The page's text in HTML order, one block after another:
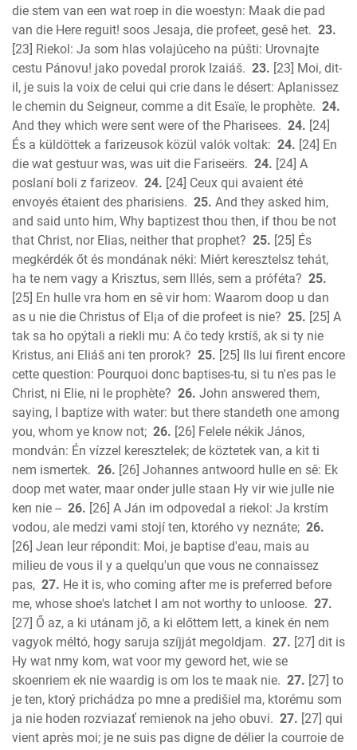
die stem van een wat roep in die woestyn: Maak die pad
van die Here reguit! soos Jesaja, die profeet, gesê het. 23.
[23] Riekol: Ja som hlas volajúceho na púšti: Urovnajte
cestu Pánovu! jako povedal prorok Izaiáš. 23. [23] Moi, dit-
il, je suis la voix de celui qui crie dans le désert: Aplanissez
le chemin du Seigneur, comme a dit Esaïe, le prophète. 24.
And they which were sent were of the Pharisees. 24. [24]
És a küldöttek a farizeusok közül valók voltak: 24. [24] En
die wat gestuur was, was uit die Fariseërs. 24. [24] A
poslaní boli z farizeov. 24. [24] Ceux qui avaient été
envoyés étaient des pharisiens. 25. And they asked him,
and said unto him, Why baptizest thou then, if thou be not
that Christ, nor Elias, neither that prophet? 25. [25] És
megkérdék őt és mondának néki: Miért keresztelsz tehát,
ha te nem vagy a Krisztus, sem Illés, sem a próféta? 25.
[25] En hulle vra hom en sê vir hom: Waarom doop u dan
as u nie die Christus of El¡a of die profeet is nie? 25. [25] A
tak sa ho opýtali a riekli mu: A čo tedy krstíš, ak si ty nie
Kristus, ani Eliáš ani ten prorok? 25. [25] Ils lui firent encore
cette question: Pourquoi donc baptises-tu, si tu n'es pas le
Christ, ni Elie, ni le prophète? 26. John answered them,
saying, I baptize with water: but there standeth one among
you, whom ye know not; 26. [26] Felele nékik János,
mondván: Én vízzel keresztelek; de köztetek van, a kit ti
nem ismertek. 26. [26] Johannes antwoord hulle en sê: Ek
doop met water, maar onder julle staan Hy vir wie julle nie
ken nie -- 26. [26] A Ján im odpovedal a riekol: Ja krstím
vodou, ale medzi vami stojí ten, ktorého vy neznáte; 26.
[26] Jean leur répondit: Moi, je baptise d'eau, mais au
milieu de vous il y a quelqu'un que vous ne connaissez
pas, 27. He it is, who coming after me is preferred before
me, whose shoe's latchet I am not worthy to unloose. 27.
[27] Ő az, a ki utánam jő, a ki előttem lett, a kinek én nem
vagyok méltó, hogy saruja szíjját megoldjam. 27. [27] dit is
Hy wat nmy kom, wat voor my geword het, wie se
skoenriem ek nie waardig is om los te maak nie. 27. [27] to
je ten, ktorý prichádza po mne a predišiel ma, ktorému som
ja nie hoden rozviazať remienok na jeho obuvi. 27. [27] qui
vient après moi; je ne suis pas digne de délier la courroie de